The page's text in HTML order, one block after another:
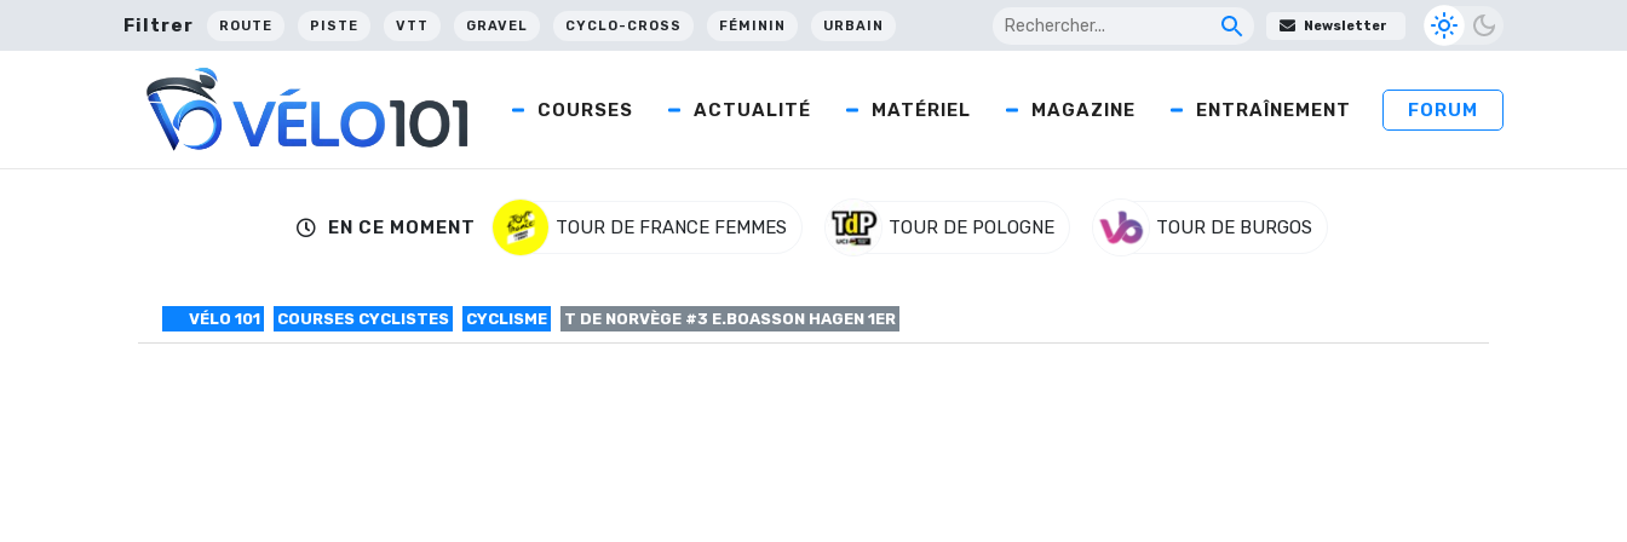
Filtrer ROUTE PISTE VTT GRAVEL CYCLO-CROSS FÉMININ URBAIN Newsletter
COURSES ACTUALITÉ MATÉRIEL MAGAZINE ENTRAÎNEMENT FORUM
EN CE MOMENT TOUR DE FRANCE FEMMES TOUR DE POLOGNE TOUR DE BURGOS
VÉLO 101 COURSES CYCLISTES CYCLISME T DE NORVÈGE #3 E.BOASSON HAGEN 1ER